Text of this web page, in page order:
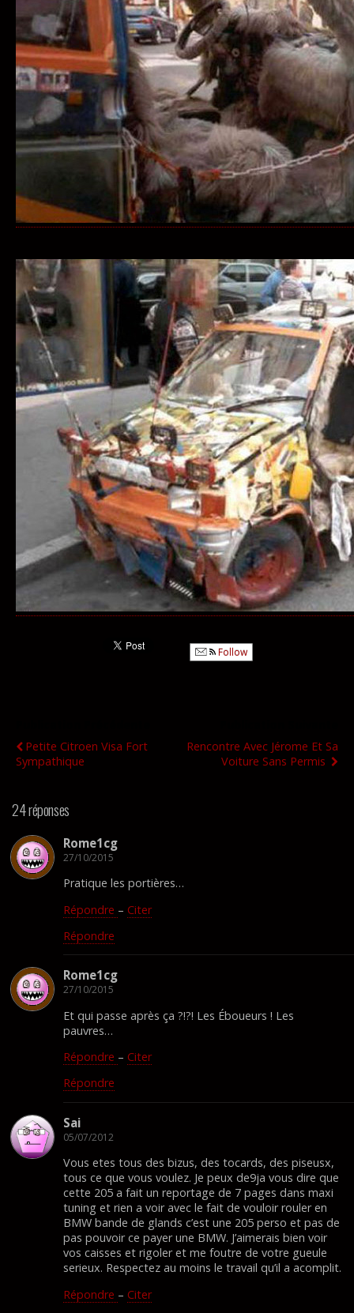
Follow
Petite Citroen Visa Fort
Sympathique
Rencontre Avec Jérome Et Sa
Voiture Sans Permis
24 réponses
Rome1cg
27/10/2015
Pratique les portières…
Répondre – Citer
Répondre
Rome1cg
27/10/2015
Et qui passe après ça ?!?! Les Éboueurs ! Les
pauvres…
Répondre – Citer
Répondre
Sai
05/07/2012
Vous etes tous des bizus, des tocards, des piseusx,
tous ce que vous voulez. Je peux de9ja vous dire que
cette 205 a fait un reportage de 7 pages dans maxi
tuning et rien a voir avec le fait de vouloir rouler en
BMW bande de glands c’est une 205 perso et pas de
pas pouvoir ce payer une BMW. J’aimerais bien voir
vos caisses et rigoler et me foutre de votre gueule
serieux. Respectez au moins le travail qu’il a acomplit.
Répondre – Citer